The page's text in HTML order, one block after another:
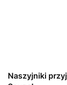
Naszyjniki